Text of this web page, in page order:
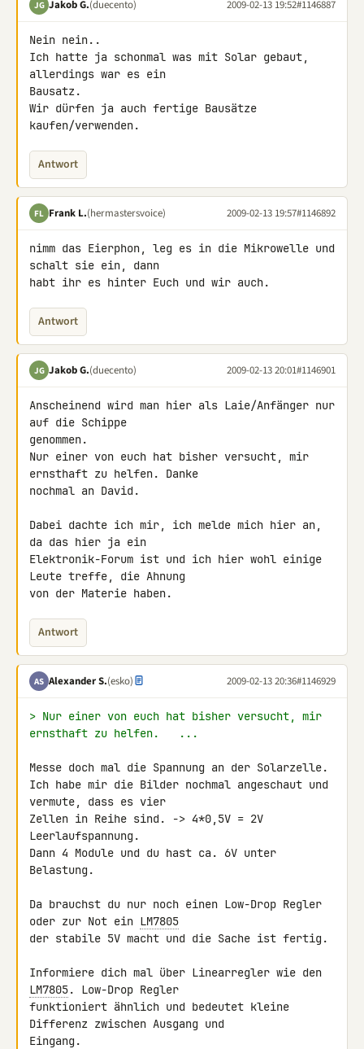
JG Jakob G.(duecento) 2009-02-13 19:52#1146887
Nein nein..
Ich hatte ja schonmal was mit Solar gebaut,
allerdings war es ein
Bausatz.
Wir dürfen ja auch fertige Bausätze
kaufen/verwenden.
Antwort
FL Frank L.(hermastersvoice) 2009-02-13 19:57#1146892
nimm das Eierphon, leg es in die Mikrowelle und
schalt sie ein, dann
habt ihr es hinter Euch und wir auch.
Antwort
JG Jakob G.(duecento) 2009-02-13 20:01#1146901
Anscheinend wird man hier als Laie/Anfänger nur
auf die Schippe
genommen.
Nur einer von euch hat bisher versucht, mir
ernsthaft zu helfen. Danke
nochmal an David.
Dabei dachte ich mir, ich melde mich hier an,
da das hier ja ein
Elektronik-Forum ist und ich hier wohl einige
Leute treffe, die Ahnung
von der Materie haben.
Antwort
AS Alexander S.(esko) 2009-02-13 20:36#1146929
> Nur einer von euch hat bisher versucht, mir
ernsthaft zu helfen.   ...
Messe doch mal die Spannung an der Solarzelle.
Ich habe mir die Bilder nochmal angeschaut und
vermute, dass es vier
Zellen in Reihe sind. -> 4*0,5V = 2V
Leerlaufspannung.
Dann 4 Module und du hast ca. 6V unter
Belastung.
Da brauchst du nur noch einen Low-Drop Regler
oder zur Not ein LM7805
der stabile 5V macht und die Sache ist fertig.
LM7805. Low-Drop Regler
funktioniert ähnlich und bedeutet kleine
Differenz zwischen Ausgang und
Eingang.